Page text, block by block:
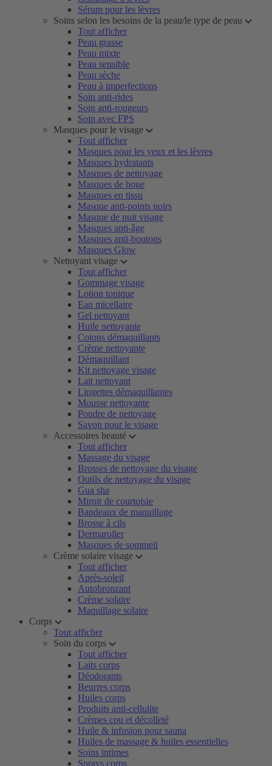
Sérum pour les lèvres
Soins selon les besoins de la peau/le type de peau
Tout afficher
Peau grasse
Peau mixte
Peau sensible
Peau sèche
Peau à imperfections
Soin anti-rides
Soin anti-rougeurs
Soin avec FPS
Masques pour le visage
Tout afficher
Masques pour les yeux et les lèvres
Masques hydratants
Masques de nettoyage
Masques de boue
Masques en tissu
Masque anti-points noirs
Masque de nuit visage
Masques anti-âge
Masques anti-boutons
Masques Glow
Nettoyant visage
Tout afficher
Gommage visage
Lotion tonique
Eau micellaire
Gel nettoyant
Huile nettoyante
Cotons démaquillants
Crème nettoyante
Démaquillant
Kit nettoyage visage
Lait nettoyant
Lingettes démaquillantes
Mousse nettoyante
Poudre de nettoyage
Savon pour le visage
Accessoires beauté
Tout afficher
Massage du visage
Brosses de nettoyage du visage
Outils de nettoyage du visage
Gua sha
Miroir de courtoisie
Bandeaux de maquillage
Brosse à cils
Dermaroller
Masques de sommeil
Crème solaire visage
Tout afficher
Après-soleil
Autobronzant
Crème solaire
Maquillage solaire
Corps
Tout afficher
Soin du corps
Tout afficher
Laits corps
Déodorants
Beurres corps
Huiles corps
Produits anti-cellulite
Crèmes cou et décolleté
Huile & infusion pour sauna
Huiles de massage & huiles essentielles
Soins intimes
Sprays corps